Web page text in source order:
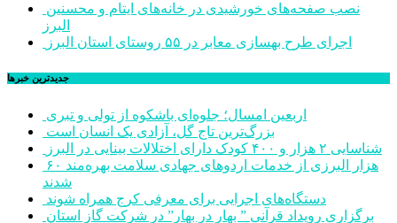
البرز
اجرای طرح بهسازی معابر در ۵۵ روستای استان البرز
جديدترين خبرها
اربعین امسال؛ جلوه‌ای باشکوه از تولی و تبری
بزرگ‌ترین تاج گل، آزادی یک انسان است
شناسایی ۲ هزار و ۴۰۰ کودک دارای اختلالات بینایی در البرز
۶۰ هزار البرزی از خدمات اردوهای جهادی سلامت بهره‌مند
شدند
دستگاه‌های اجرایی برای معرفی کرج همراه شوند